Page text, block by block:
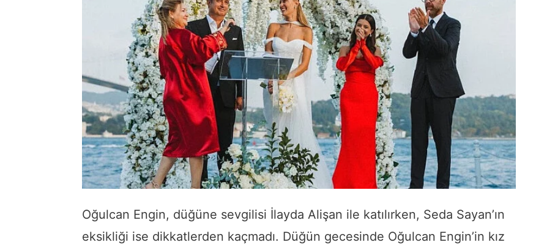
Oğulcan Engin, düğüne sevgilisi İlayda Alişan ile katılırken, Seda Sayan’ın
eksikliği ise dikkatlerden kaçmadı. Düğün gecesinde Oğulcan Engin’in kız